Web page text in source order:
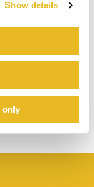
Show details
only